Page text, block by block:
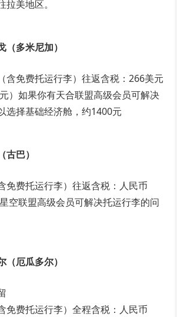
美地区。
（多米尼加）
含免费托运行李）往返含税：266美元
）如果你有天合联盟高级会员可解决
选择基础经济舱，约1400元
巴）
免费托运行李）往返含税：人民币
空联盟高级会员可解决托运行李的问
（厄瓜多尔）
免费托运行李）全程含税：人民币